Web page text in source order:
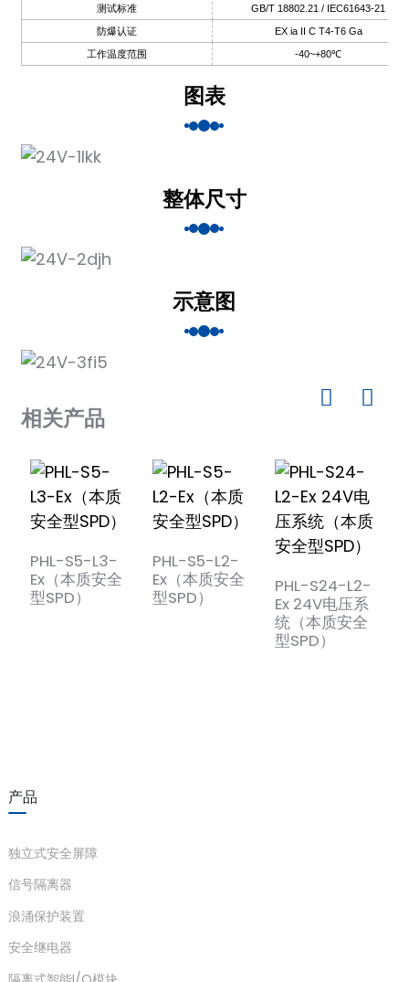
测试标准 GB/T 18802.21 / IEC61643-21
防爆认证 EX ia II C T4-T6 Ga
工作温度范围 -40~+80℃
图表
整体尺寸
示意图
相关产品
PHL-S5-L3-
Ex（本质安全
型SPD）
PHL-S5-L2-
Ex（本质安全
型SPD）
PHL-S24-L2-
Ex 24V电压系
统（本质安全
型SPD）
产品
独立式安全屏障
信号隔离器
浪涌保护装置
安全继电器